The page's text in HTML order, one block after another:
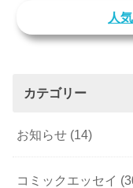
人
カテゴリー
お知らせ (14)
コミックエッセイ